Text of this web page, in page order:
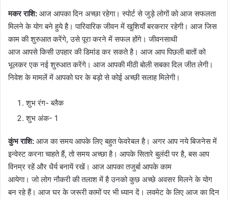
मकर राशि: आज आपका दिन अच्छा रहेगा। स्पोर्ट से जुड़े लोगों को आज सफलता
मिलने के योग बने हुये है। पारिवारिक जीवन में खुशियाँ बरकरार रहेगी। आज जिस
काम की शुरुआत करेंगे, उसे पूरा करने में सफल होंगे। जीवनसाथी
आज आपसे किसी उपहार की डिमांड कर सकते है। आज आप पिछली बातों को
भूलकर एक नई शुरुआत करेंगे। आज आपकी मीठी बोली सबका दिल जीत लेगी।
निवेश के मामलें में आपको घर के बड़ो से कोई अच्छी सलाह मिलेगी।
शुभ रंग- ब्लैक
शुभ अंक- 1
कुंभ राशि: आज का समय आपके लिए बहुत फेवरेबल है। अगर आप नये बिजनेस में
इन्वेस्ट करना चाहते हैं, तो समय अच्छा है। आपके सितारे बुलंदी पर है, बस आप
विनम्र रहें और धैर्य बनायें रखें। आज आपका तजुर्बा आपके काम
आयेगा। जो लोग नौकरी की तलाश में है उनको कुछ अच्छे अवसर मिलने के योग
बन रहे हैं। आज घर के जरूरी कामों पर भी ध्यान दें। लवमेट के लिए आज का दिन